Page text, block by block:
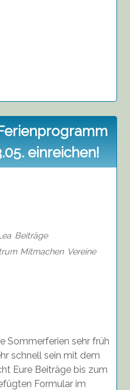
einreichen!
Beiträge
Mitmachen Vereine
Sommerferien sehr früh
schnell sein mit dem
Eure Beiträge bis zum
Formular im